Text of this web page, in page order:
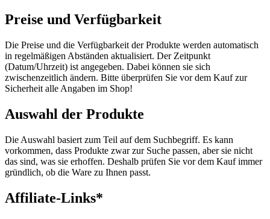
Preise und Verfügbarkeit
Die Preise und die Verfügbarkeit der Produkte werden automatisch
in regelmäßigen Abständen aktualisiert. Der Zeitpunkt
(Datum/Uhrzeit) ist angegeben. Dabei können sie sich
zwischenzeitlich ändern. Bitte überprüfen Sie vor dem Kauf zur
Sicherheit alle Angaben im Shop!
Auswahl der Produkte
Die Auswahl basiert zum Teil auf dem Suchbegriff. Es kann
vorkommen, dass Produkte zwar zur Suche passen, aber sie nicht
das sind, was sie erhoffen. Deshalb prüfen Sie vor dem Kauf immer
gründlich, ob die Ware zu Ihnen passt.
Affiliate-Links*